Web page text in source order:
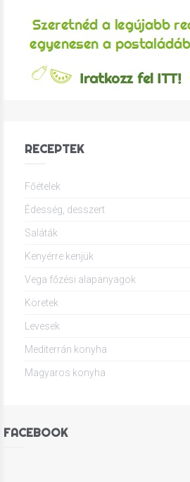
RECEPTEK
Főételek
Édesség, desszert
Saláták
Kenyérre kenjük
Vega főzési alapanyagok
Köretek
Levesek
Mediterrán konyha
Magyaros konyha
FACEBOOK